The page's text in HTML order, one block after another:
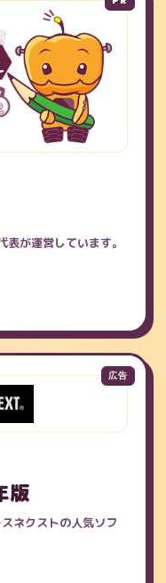
が運営しています。
版
ネクストの人気ソフ